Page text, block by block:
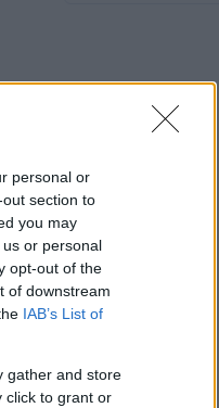
personal or
section to
you may
or personal
opt-out of the
of downstream
IAB’s List of
gather and store
click to grant or